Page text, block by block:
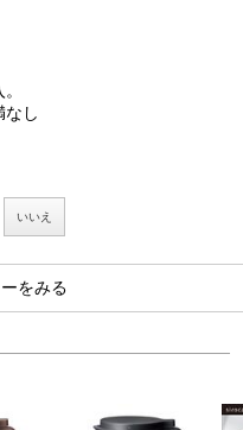
なし
いいえ
をみる